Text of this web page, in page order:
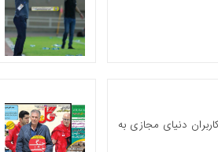
دنیای مجازی به